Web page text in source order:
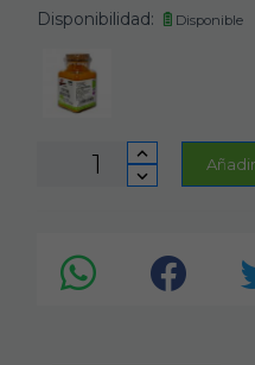
Disponibilidad: Disponible
Añadir